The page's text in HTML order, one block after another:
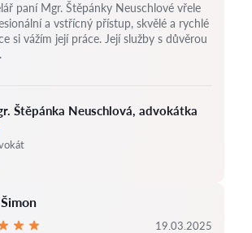
Štěpánka Neuschlová, advokátka
paní Mgr. Štěpánky Neuschlové vřele
a vstřícný přístup, skvělé a rychlé
si vážím její práce. Její služby s důvěrou
19.03.2025